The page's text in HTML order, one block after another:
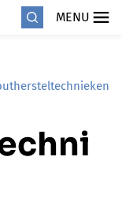
MENU